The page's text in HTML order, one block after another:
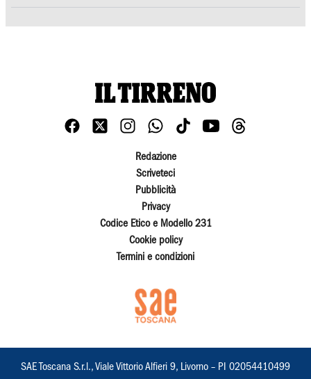
Redazione
Scriveteci
Pubblicità
Privacy
Codice Etico e Modello 231
Cookie policy
Termini e condizioni
SAE Toscana S.r.l., Viale Vittorio Alfieri 9, Livorno – PI 02054410499